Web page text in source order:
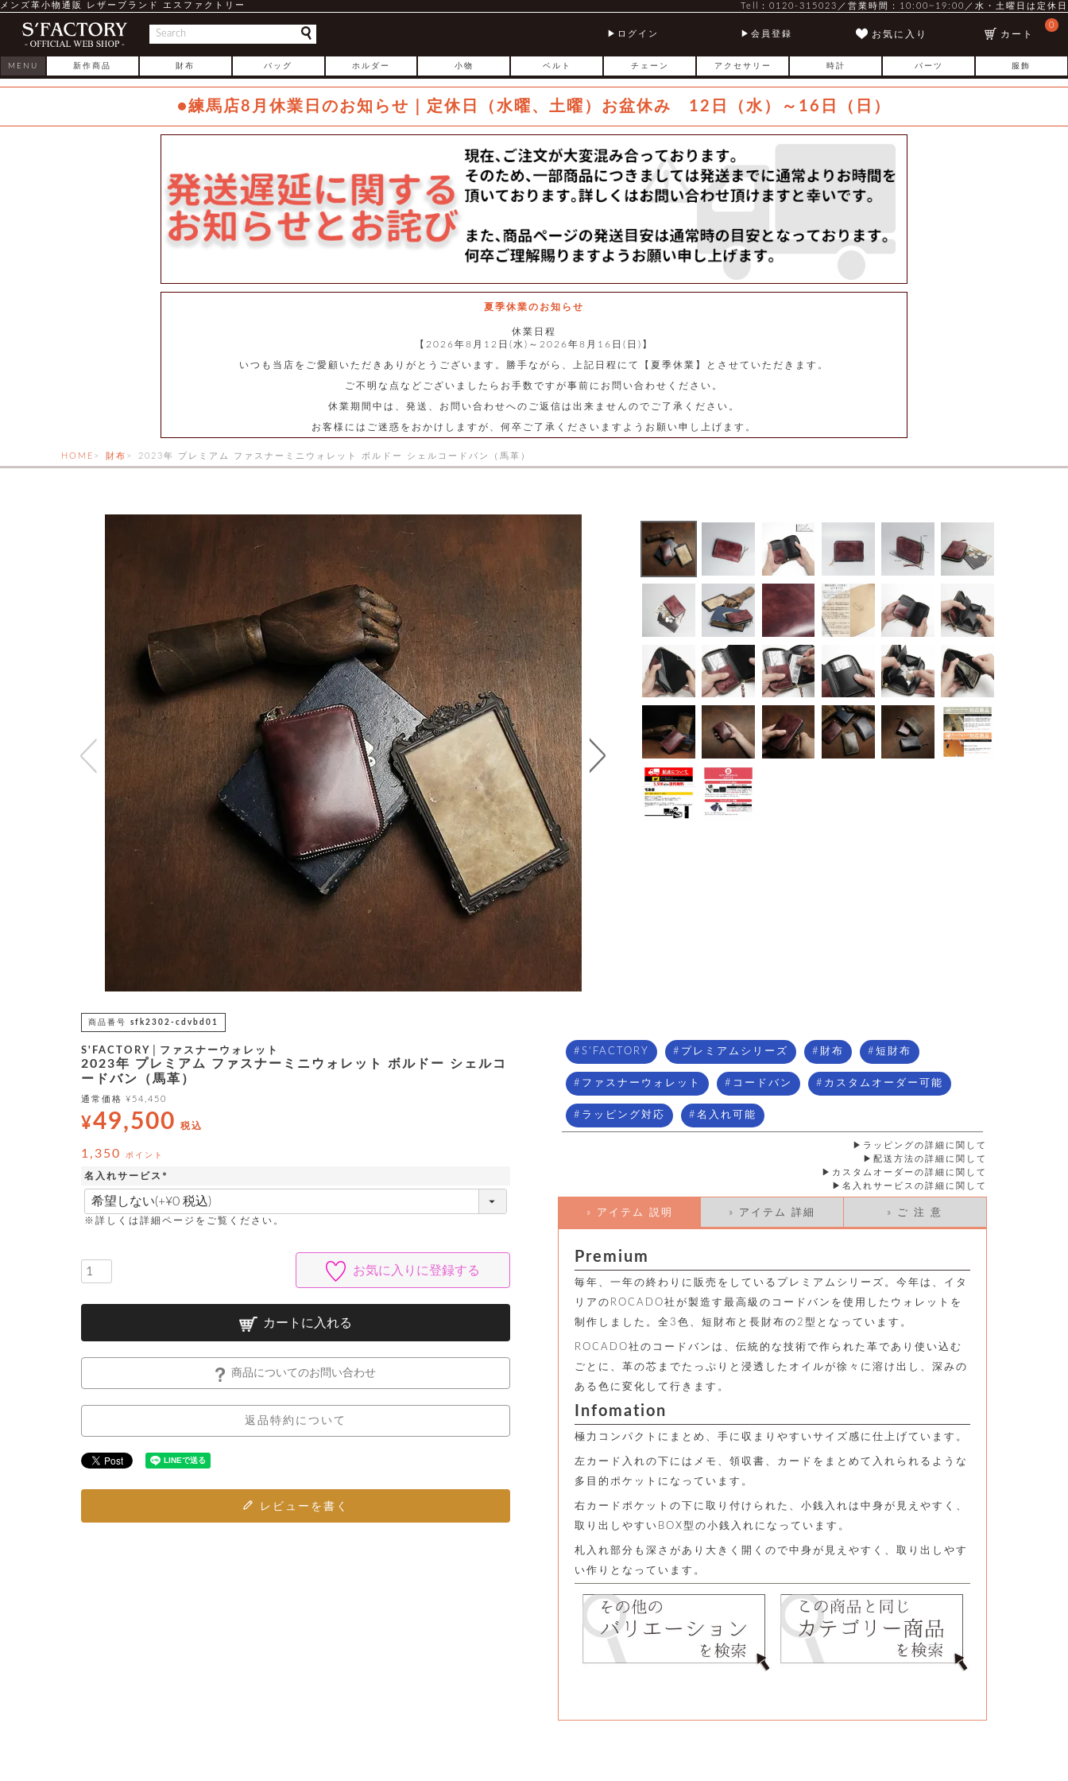
メンズ革小物通販 レザーブランド エスファクトリー Tell：0120-315023／営業時間：10:00~19:00／水・土曜日は定休日
ログイン 会員登録 お気に入り
0
カート
MENU 新作商品 財布 バッグ ホルダー 小物 ベルト チェーン アクセサリー 時計 パーツ 服飾
●練馬店8月休業日のお知らせ｜定休日（水曜、土曜）お盆休み 12日（水）～16日（日）
夏季休業のお知らせ
休業日程
【2026年8月12日(水)～2026年8月16日(日)】
いつも当店をご愛顧いただきありがとうございます。勝手ながら、上記日程にて【夏季休業】とさせていただきます。
ご不明な点などございましたらお手数ですが事前にお問い合わせください。
休業期間中は、発送、お問い合わせへのご返信は出来ませんのでご了承ください。
お客様にはご迷惑をおかけしますが、何卒ご了承くださいますようお願い申し上げます。
HOME 財布 2023年 プレミアム ファスナーミニウォレット ボルドー シェルコードバン（馬革）
商品番号 sfk2302-cdvbd01
S'FACTORY│ファスナーウォレット
2023年 プレミアム ファスナーミニウォレット ボルドー シェルコ
ードバン（馬革）
通常価格 ¥ 54,450
¥49,500 税込
1,350 ポイント
名入れサービス
(
必
須
※詳しくは詳細ページをご覧ください。
お気に入りに登録する
カートに入れる
商品についてのお問い合わせ
返品特約について
レビューを書く
S'FACTORY プレミアムシリーズ 財布 短財布
ファスナーウォレット コードバン カスタムオーダー可能
ラッピング対応 名入れ可能
ラッピングの詳細に関して
配送方法の詳細に関して
カスタムオーダーの詳細に関して
名入れサービスの詳細に関して
» アイテム 説明 » アイテム 詳細 » ご 注 意
Premium
毎年、一年の終わりに販売をしているプレミアムシリーズ。今年は、イタ
リアのROCADO社が製造す最高級のコードバンを使用したウォレットを
制作しました。全3色、短財布と長財布の2型となっています。
ROCADO社のコードバンは、伝統的な技術で作られた革であり使い込む
ごとに、革の芯までたっぷりと浸透したオイルが徐々に溶け出し、深みの
ある色に変化して行きます。
Infomation
極力コンパクトにまとめ、手に収まりやすいサイズ感に仕上げています。
左カード入れの下にはメモ、領収書、カードをまとめて入れられるような
多目的ポケットになっています。
右カードポケットの下に取り付けられた、小銭入れは中身が見えやすく、
取り出しやすいBOX型の小銭入れになっています。
札入れ部分も深さがあり大きく開くので中身が見えやすく、取り出しやす
い作りとなっています。